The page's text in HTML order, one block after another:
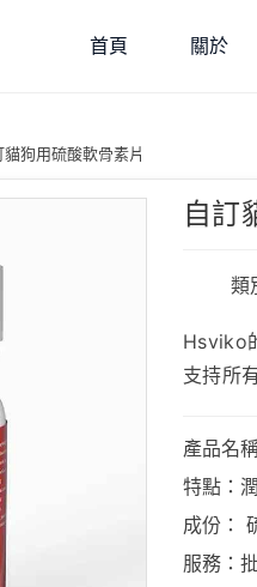
首頁 關於
貓狗用硫酸軟骨素片
自訂
類
Hsviko
支持所
產品名
特點：
成份：
服務：